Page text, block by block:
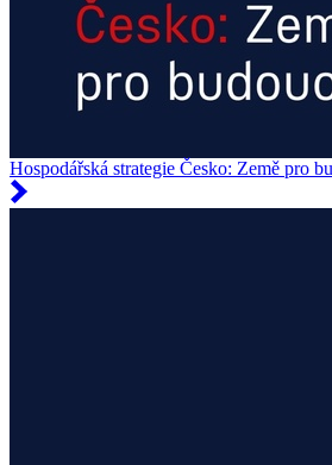
Hospodářská strategie Česko: Země pro